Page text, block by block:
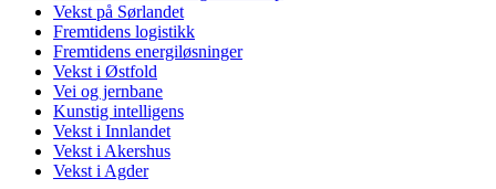
Vekst på Sørlandet
Fremtidens logistikk
Fremtidens energiløsninger
Vekst i Østfold
Vei og jernbane
Kunstig intelligens
Vekst i Innlandet
Vekst i Akershus
Vekst i Agder